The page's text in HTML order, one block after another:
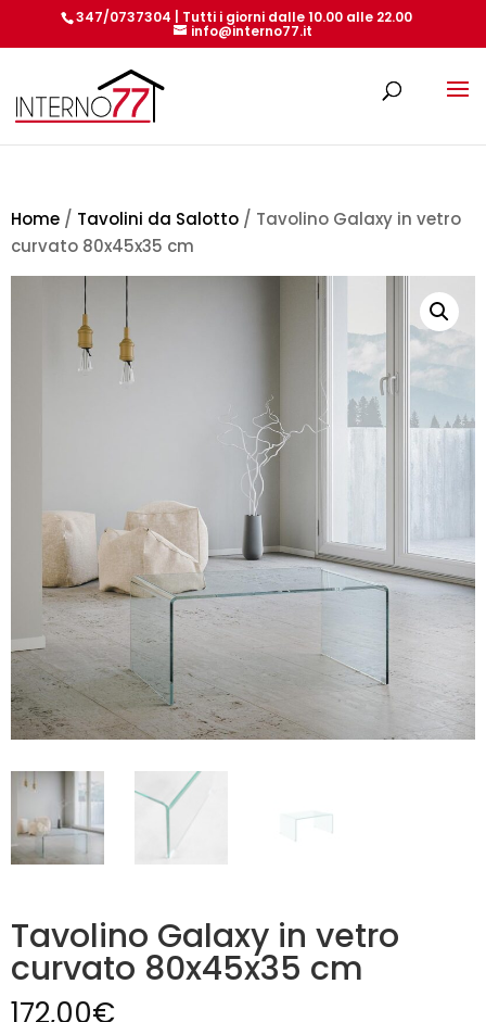
347/0737304 | Tutti i giorni dalle 10.00 alle 22.00
info@interno77.it
Home / Tavolini da Salotto / Tavolino Galaxy in vetro
curvato 80x45x35 cm
Tavolino Galaxy in vetro
curvato 80x45x35 cm
172,00€